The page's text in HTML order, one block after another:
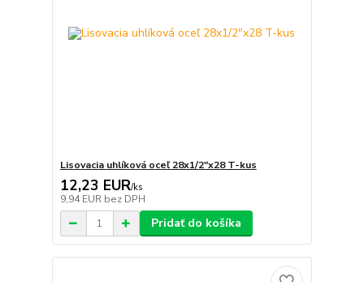
Lisovacia uhlíková oceľ 28x1/2"x28 T-kus
12,23 EUR/ks
9,94 EUR bez DPH
Pridať do košíka